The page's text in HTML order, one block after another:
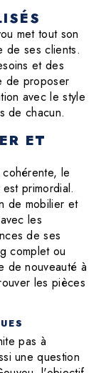
met tout son
de ses clients.
et des
de proposer
avec le style
de chacun.
ET
le
primordial.
de mobilier et
les
de ses
complet ou
de nouveauté à
les pièces
pas à
une question